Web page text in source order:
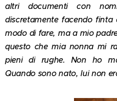
altri documenti con
discretamente facendo
modo di fare, ma a mio
questo che mia nonna mi
pieni di rughe. Non ho
Quando sono nato, lui non